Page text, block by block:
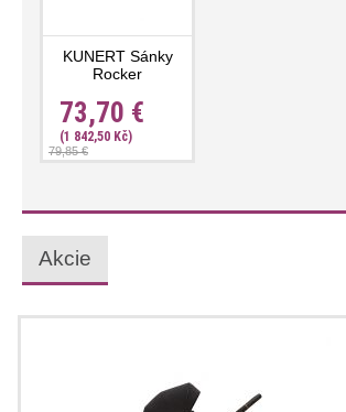
KUNERT Sánky
Rocker
73,70 €
(1 842,50 Kč)
79,85 €
Akcie